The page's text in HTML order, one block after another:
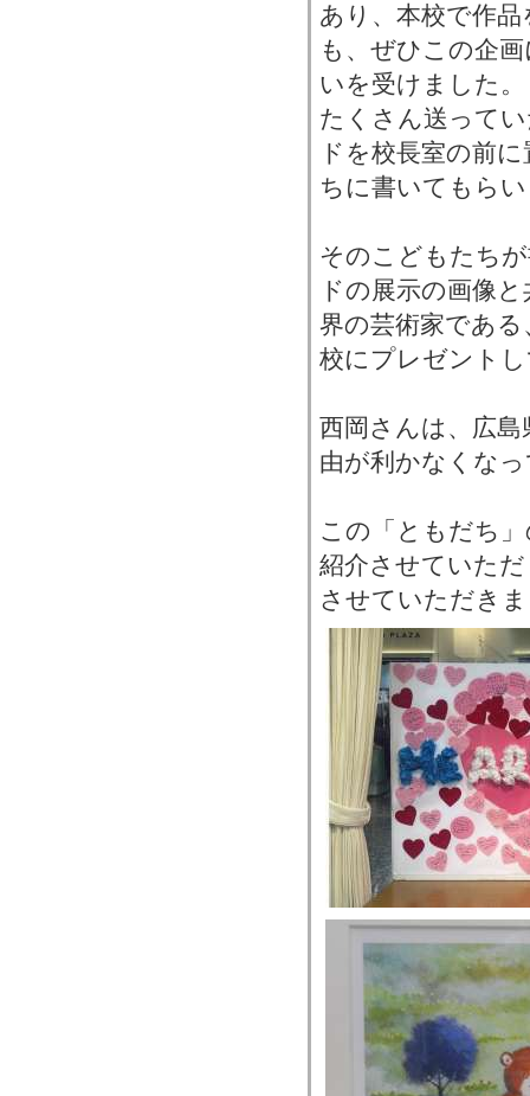
あり、本校で作
も、ぜひこの企
いを受けました。
たくさん送って
ドを校長室の前
ちに書いてもら
そのこどもたち
ドの展示の画像
界の芸術家であ
校にプレゼント
西岡さんは、広
由が利かなくな
この「ともだち
紹介させていた
させていただき